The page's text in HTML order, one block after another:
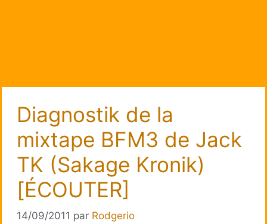
Diagnostik de la
mixtape BFM3 de Jack
TK (Sakage Kronik)
[ÉCOUTER]
14/09/2011 par Rodgerio